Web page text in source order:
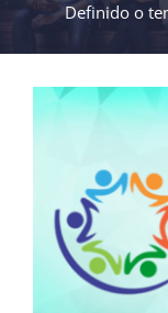
Definido o
View
Larger